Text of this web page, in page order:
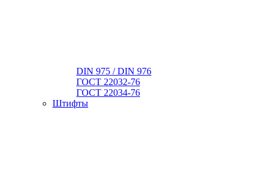
DIN 975 / DIN 976
ГОСТ 22032-76
ГОСТ 22034-76
Штифты